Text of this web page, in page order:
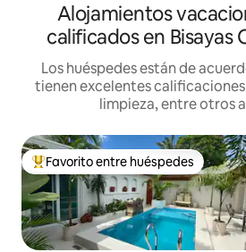
Alojamientos
calificados en Bisayas
Los huéspedes están de
tienen excelentes
limpieza, entre otros
De los mejores en Favorito entre
Favorito entre huéspedes